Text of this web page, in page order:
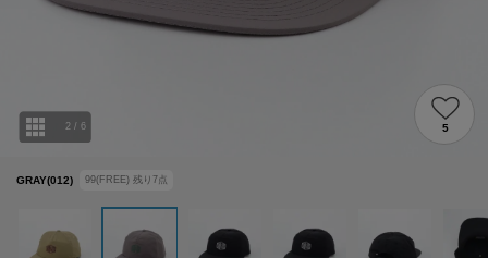
GRAY(012) 99(FREE) 残り 7点
2 / 6 5